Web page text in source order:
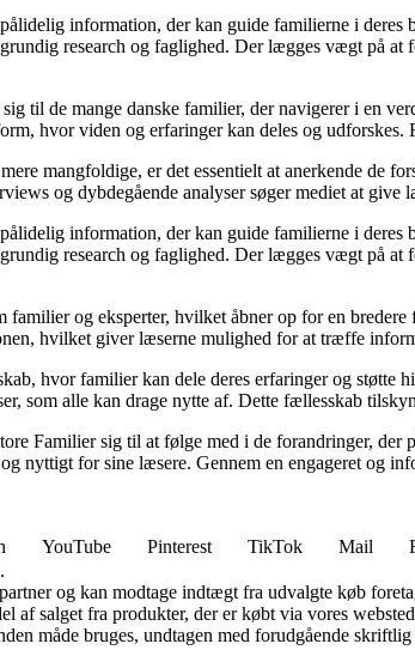
information, der kan guide familierne i
research og faglighed. Der lægges vægt på
til de mange danske familier, der navigerer i en
hvor viden og erfaringer kan deles og
mangfoldige, er det essentielt at anerkende de
og dybdegående analyser søger mediet at
information, der kan guide familierne i
research og faglighed. Der lægges vægt på
og eksperter, hvilket åbner op for en
hvilket giver læserne mulighed for at træffe
hvor familier kan dele deres erfaringer og
som alle kan drage nytte af. Dette fællesskab
Familier sig til at følge med i de forandringer,
nyttigt for sine læsere. Gennem en engageret og
YouTube Pinterest TikTok Mail
og kan modtage indtægt fra udvalgte køb
salget fra produkter, der er købt via vores
måde bruges, undtagen med forudgående